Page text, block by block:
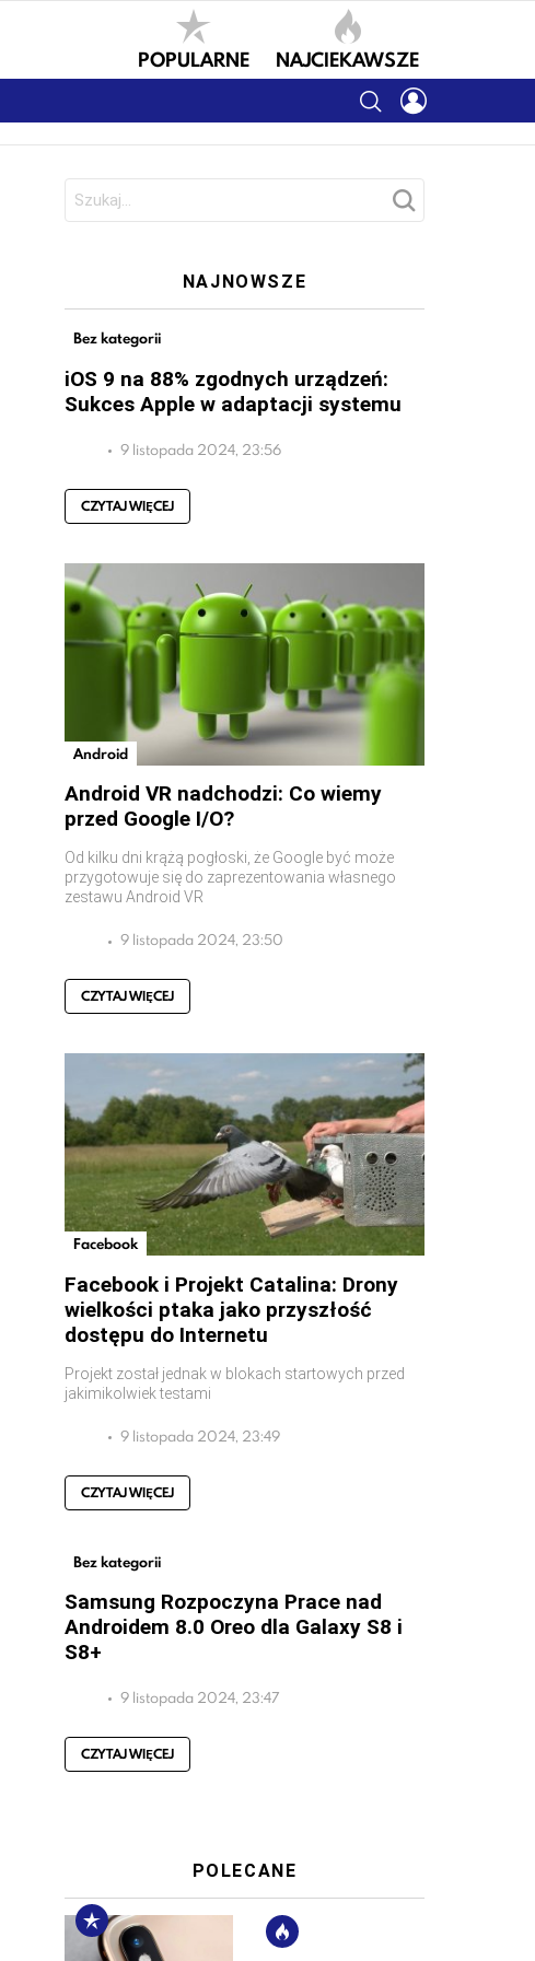
POPULARNE NAJCIEKAWSZE
SEARCH
NAJNOWSZE
Bez kategorii
iOS 9 na 88% zgodnych urządzeń:
Sukces Apple w adaptacji systemu
9 listopada 2024, 23:56
CZYTAJ WIĘCEJ
Android
Android VR nadchodzi: Co wiemy
przed Google I/O?
Od kilku dni krążą pogłoski, że Google być może
przygotowuje się do zaprezentowania własnego
zestawu Android VR
9 listopada 2024, 23:50
CZYTAJ WIĘCEJ
Facebook
Facebook i Projekt Catalina: Drony
wielkości ptaka jako przyszłość
dostępu do Internetu
Projekt został jednak w blokach startowych przed
jakimikolwiek testami
9 listopada 2024, 23:49
CZYTAJ WIĘCEJ
Bez kategorii
Samsung Rozpoczyna Prace nad
Androidem 8.0 Oreo dla Galaxy S8 i
S8+
9 listopada 2024, 23:47
CZYTAJ WIĘCEJ
POLECANE